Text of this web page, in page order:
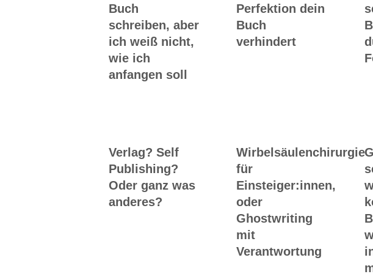
Buch
schreiben, aber
ich weiß nicht,
wie ich
anfangen soll
Perfektion dein
Buch
verhindert
Verlag? Self
Publishing?
Oder ganz was
anderes?
Wirbelsäulenchirurgie
für
Einsteiger:innen,
oder
Ghostwriting
mit
Verantwortung